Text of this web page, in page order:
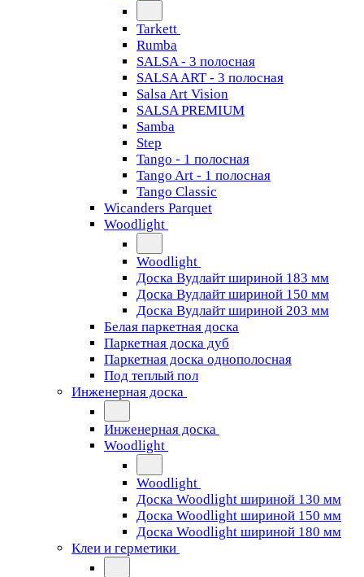
Tarkett
Rumba
SALSA - 3 полосная
SALSA ART - 3 полосная
Salsa Art Vision
SALSA PREMIUM
Samba
Step
Tango - 1 полосная
Tango Art - 1 полосная
Tango Classiс
Wicanders Parquet
Woodlight
Woodlight
Доска Вудлайт шириной 183 мм
Доска Вудлайт шириной 150 мм
Доска Вудлайт шириной 203 мм
Белая паркетная доска
Паркетная доска дуб
Паркетная доска однополосная
Под теплый пол
Инженерная доска
Инженерная доска
Woodlight
Woodlight
Доска Woodlight шириной 130 мм
Доска Woodlight шириной 150 мм
Доска Woodlight шириной 180 мм
Клеи и герметики